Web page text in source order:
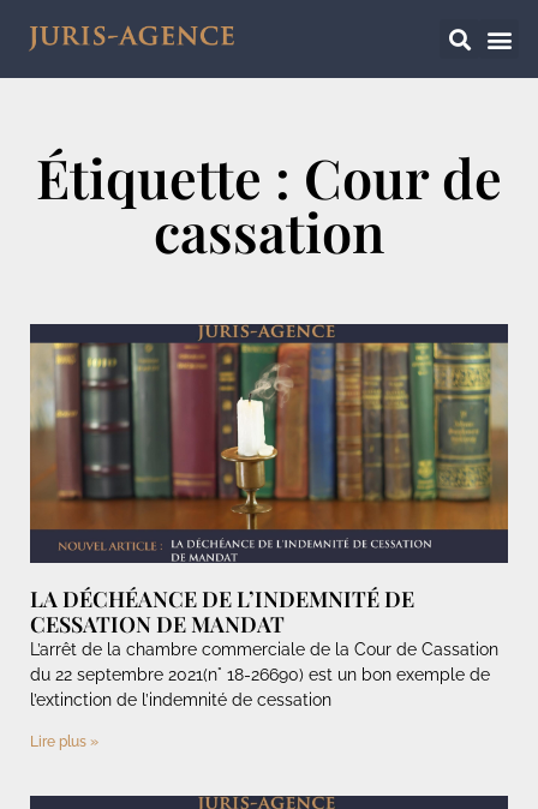
Étiquette : Cour de
cassation
LA DÉCHÉANCE DE L’INDEMNITÉ DE
CESSATION DE MANDAT
L’arrêt de la chambre commerciale de la Cour de Cassation
du 22 septembre 2021(n° 18-26690) est un bon exemple de
l’extinction de l’indemnité de cessation
Lire plus »